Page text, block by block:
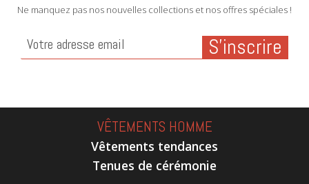
Ne manquez pas nos nouvelles collections et nos offres spéciales !
VÊTEMENTS HOMME
Vêtements tendances
Tenues de cérémonie